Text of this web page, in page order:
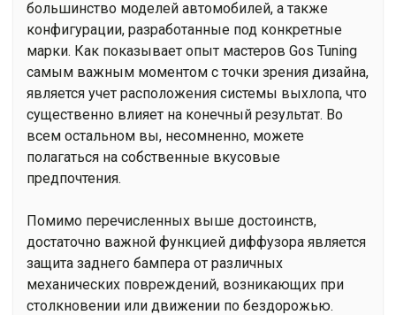
большинство моделей автомобилей, а также
конфигурации, разработанные под конкретные
марки. Как показывает опыт мастеров Gos Tuning
самым важным моментом с точки зрения дизайна,
является учет расположения системы выхлопа, что
существенно влияет на конечный результат. Во
всем остальном вы, несомненно, можете
полагаться на собственные вкусовые
предпочтения.
Помимо перечисленных выше достоинств,
достаточно важной функцией диффузора является
защита заднего бампера от различных
механических повреждений, возникающих при
столкновении или движении по бездорожью.